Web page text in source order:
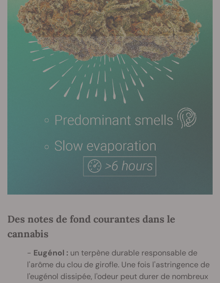
Des notes de fond courantes dans le
cannabis
Eugénol : un terpène durable responsable de
l'arôme du clou de girofle. Une fois l'astringence de
l'eugénol dissipée, l'odeur peut durer de nombreux